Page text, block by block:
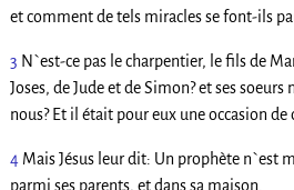
et comment de tels miracles se font-ils
3 N`est-ce pas le charpentier, le fils de
Joses, de Jude et de Simon? et ses
nous? Et il était pour eux une occasion de
4 Mais Jésus leur dit: Un prophète n`est
parmi ses parents, et dans sa maison.